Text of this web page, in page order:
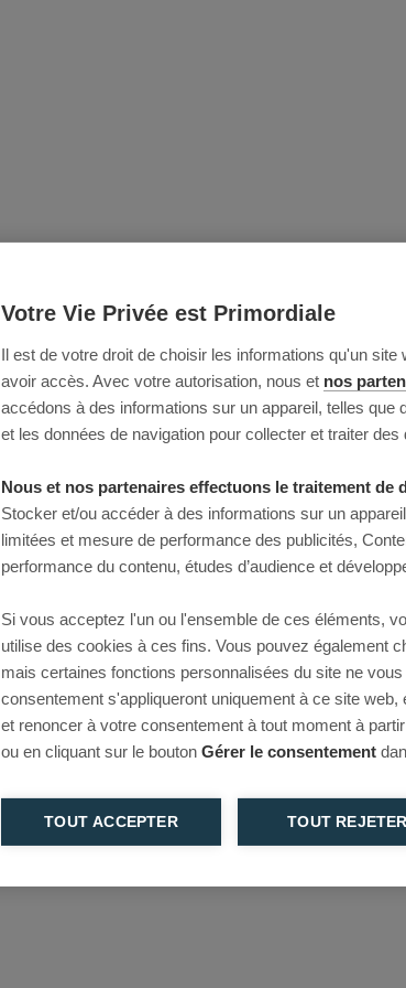
Votre Vie Privée est Primordiale
Il est de votre droit de choisir les informations qu'un
avoir accès. Avec votre autorisation, nous et nos
accédons à des informations sur un appareil, telles que
et les données de navigation pour collecter et traiter des
Nous et nos partenaires effectuons le traitement de
Stocker et/ou accéder à des informations sur un
limitées et mesure de performance des publicités,
performance du contenu, études d’audience et
Si vous acceptez l'un ou l'ensemble de ces éléments,
utilise des cookies à ces fins. Vous pouvez également
mais certaines fonctions personnalisées du site ne
consentement s'appliqueront uniquement à ce site
et renoncer à votre consentement à tout moment à
ou en cliquant sur le bouton Gérer le consentement
TOUT ACCEPTER TOUT REJETER
This page
Reload to try again, or go
Reload Back